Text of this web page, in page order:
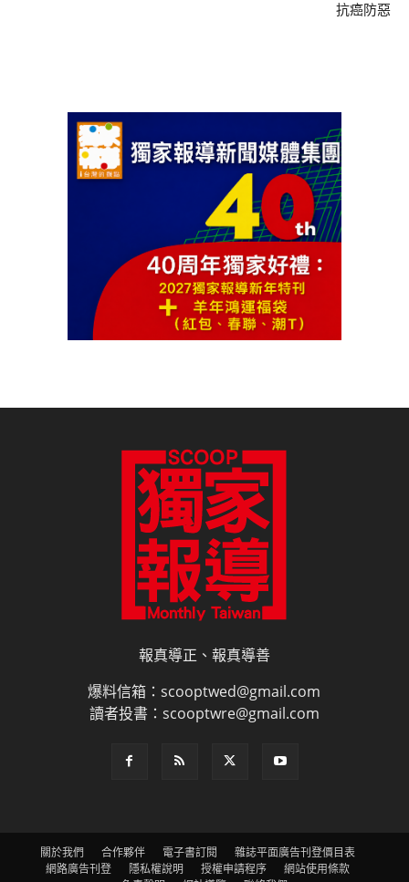
抗癌防惡
報真導正、報真導善
爆料信箱：scooptwed@gmail.com
讀者投書：scooptwre@gmail.com
關於我們 合作夥伴 電子書訂閱
雜誌平面廣告刊登價目表
網路廣告刊登
隱私權說明 授權申請程序
網站使用條款